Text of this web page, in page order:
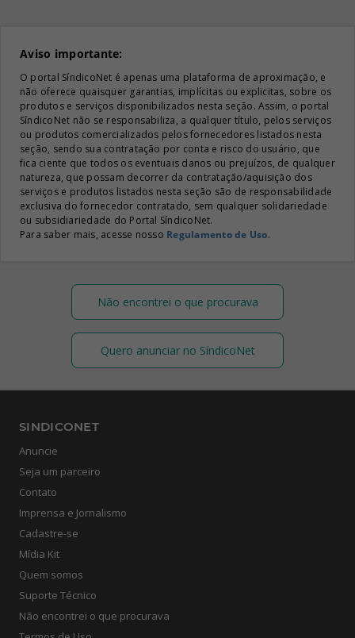
Aviso importante:
O portal SíndicoNet é apenas uma plataforma de aproximação, e
não oferece quaisquer garantias, implícitas ou explicitas, sobre os
produtos e serviços disponibilizados nesta seção. Assim, o portal
SíndicoNet não se responsabiliza, a qualquer título, pelos serviços
ou produtos comercializados pelos fornecedores listados nesta
seção, sendo sua contratação por conta e risco do usuário, que
fica ciente que todos os eventuais danos ou prejuízos, de qualquer
natureza, que possam decorrer da contratação/aquisição dos
serviços e produtos listados nesta seção são de responsabilidade
exclusiva do fornecedor contratado, sem qualquer solidariedade
ou subsidiariedade do Portal SíndicoNet.
Para saber mais, acesse nosso Regulamento de Uso.
Não encontrei o que procurava
Quero anunciar no SíndicoNet
SINDICONET
Anuncie
Seja um parceiro
Contato
Imprensa e Jornalismo
Cadastre-se
Mídia Kit
Quem somos
Suporte Técnico
Não encontrei o que procurava